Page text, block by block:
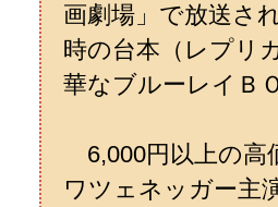
画劇場」で放送さ
時の台本（レプリ
華なブルーレイＢＯ
6,000円以上の高
ワツェネッガー主